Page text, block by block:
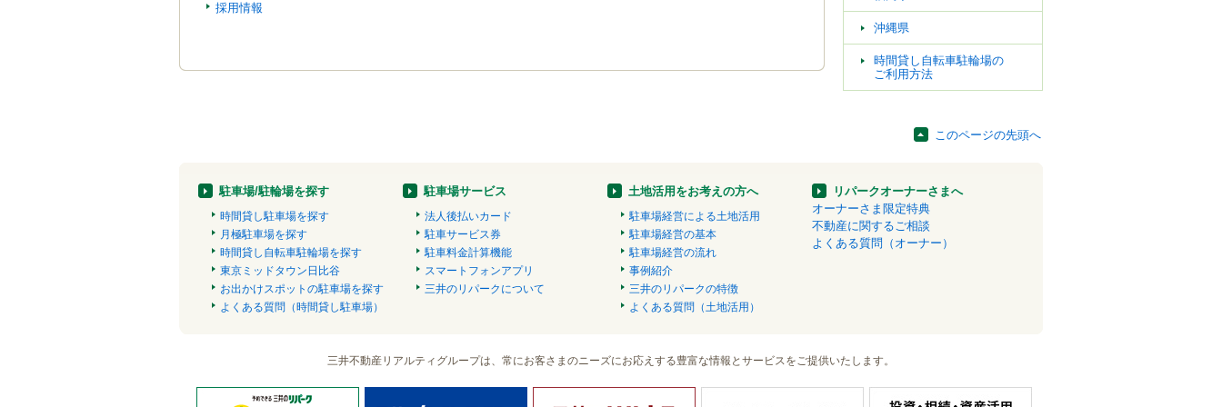
採用情報
沖縄県
時間貸し自転車駐輪場の
ご利用方法
このページの先頭へ
駐車場/駐輪場を探す
時間貸し駐車場を探す
月極駐車場を探す
時間貸し自転車駐輪場を探す
東京ミッドタウン日比谷
お出かけスポットの駐車場を探す
よくある質問（時間貸し駐車場）
駐車場サービス
法人後払いカード
駐車サービス券
駐車料金計算機能
スマートフォンアプリ
三井のリパークについて
土地活用をお考えの方へ
駐車場経営による土地活用
駐車場経営の基本
駐車場経営の流れ
事例紹介
三井のリパークの特徴
よくある質問（土地活用）
リパークオーナーさまへ
オーナーさま限定特典
不動産に関するご相談
よくある質問（オーナー）
三井不動産リアルティグループは、常にお客さまのニーズにお応えする豊富な情報とサービスをご提供いたします。